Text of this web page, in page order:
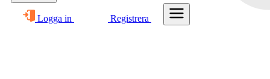
Logga in Registrera